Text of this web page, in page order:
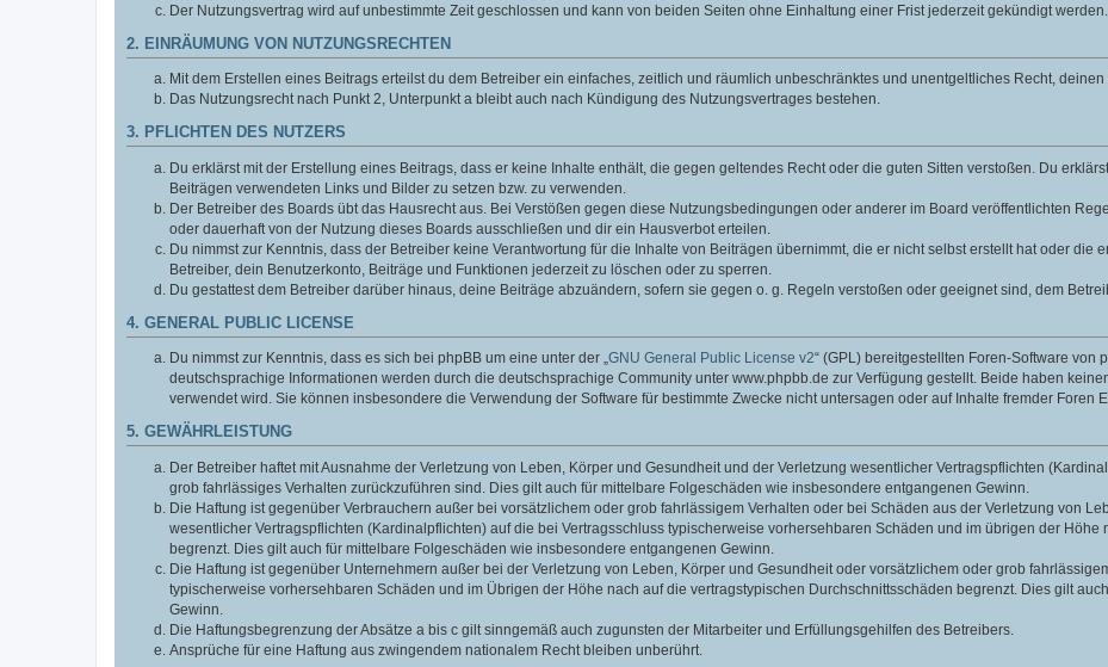
Der Nutzungsvertrag wird auf unbestimmte Zeit geschlossen und kann von beiden Seiten ohne Einhaltung einer Frist jederzeit gekündigt werden.
2. EINRÄUMUNG VON NUTZUNGSRECHTEN
Mit dem Erstellen eines Beitrags erteilst du dem Betreiber ein einfaches, zeitlich und räumlich unbeschränktes und unentgeltliches Recht,
Das Nutzungsrecht nach Punkt 2, Unterpunkt a bleibt auch nach Kündigung des Nutzungsvertrages bestehen.
3. PFLICHTEN DES NUTZERS
Du erklärst mit der Erstellung eines Beitrags, dass er keine Inhalte enthält, die gegen geltendes Recht oder die guten Sitten verstoßen. Du
Beiträgen verwendeten Links und Bilder zu setzen bzw. zu verwenden.
Der Betreiber des Boards übt das Hausrecht aus. Bei Verstößen gegen diese Nutzungsbedingungen oder anderer im Board veröffentlichten
oder dauerhaft von der Nutzung dieses Boards ausschließen und dir ein Hausverbot erteilen.
Du nimmst zur Kenntnis, dass der Betreiber keine Verantwortung für die Inhalte von Beiträgen übernimmt, die er nicht selbst erstellt hat oder die
Betreiber, dein Benutzerkonto, Beiträge und Funktionen jederzeit zu löschen oder zu sperren.
Du gestattest dem Betreiber darüber hinaus, deine Beiträge abzuändern, sofern sie gegen o. g. Regeln verstoßen oder geeignet sind, dem
4. GENERAL PUBLIC LICENSE
Du nimmst zur Kenntnis, dass es sich bei phpBB um eine unter der „GNU General Public License v2“ (GPL) bereitgestellten Foren-Software von
deutschsprachige Informationen werden durch die deutschsprachige Community unter www.phpbb.de zur Verfügung gestellt. Beide haben
verwendet wird. Sie können insbesondere die Verwendung der Software für bestimmte Zwecke nicht untersagen oder auf Inhalte fremder Foren
5. GEWÄHRLEISTUNG
Der Betreiber haftet mit Ausnahme der Verletzung von Leben, Körper und Gesundheit und der Verletzung wesentlicher Vertragspflichten
grob fahrlässiges Verhalten zurückzuführen sind. Dies gilt auch für mittelbare Folgeschäden wie insbesondere entgangenen Gewinn.
Die Haftung ist gegenüber Verbrauchern außer bei vorsätzlichem oder grob fahrlässigem Verhalten oder bei Schäden aus der Verletzung von
wesentlicher Vertragspflichten (Kardinalpflichten) auf die bei Vertragsschluss typischerweise vorhersehbaren Schäden und im übrigen der
begrenzt. Dies gilt auch für mittelbare Folgeschäden wie insbesondere entgangenen Gewinn.
Die Haftung ist gegenüber Unternehmern außer bei der Verletzung von Leben, Körper und Gesundheit oder vorsätzlichem oder grob
typischerweise vorhersehbaren Schäden und im Übrigen der Höhe nach auf die vertragstypischen Durchschnittsschäden begrenzt. Dies gilt
Gewinn.
Die Haftungsbegrenzung der Absätze a bis c gilt sinngemäß auch zugunsten der Mitarbeiter und Erfüllungsgehilfen des Betreibers.
Ansprüche für eine Haftung aus zwingendem nationalem Recht bleiben unberührt.